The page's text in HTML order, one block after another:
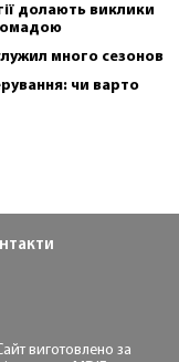
долають виклики
много сезонов
чи варто
виготовлено за